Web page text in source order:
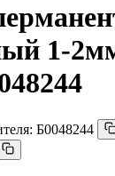
1-
Б0048244